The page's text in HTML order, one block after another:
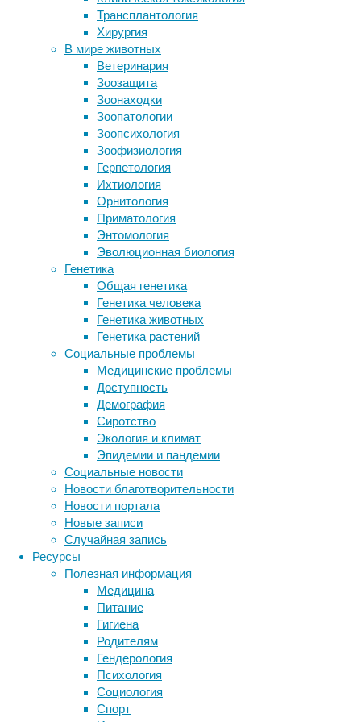
Трансплантология
Хирургия
В мире животных
Ветеринария
Зоозащита
Зоонаходки
Зоопатологии
Зоопсихология
Зоофизиология
Герпетология
Ихтиология
Орнитология
Приматология
Энтомология
Эволюционная биология
Генетика
Общая генетика
Генетика человека
Генетика животных
Генетика растений
Социальные проблемы
Медицинские проблемы
Доступность
Демография
Сиротство
Экология и климат
Эпидемии и пандемии
Социальные новости
Новости благотворительности
Новости портала
Новые записи
Случайная запись
Ресурсы
Полезная информация
Медицина
Питание
Гигиена
Родителям
Гендерология
Психология
Социология
Спорт
13/05/2026,
15:41
13/05/2026
Индустрия
переработки
вторичного
сырья
играет
ключевую
роль
сохранении
природных
ресурсов
экологии
планеты.
Специализированные
организации
занимаются приобретением
устаревшего
оборудования
населения
промышленных
предприятий
для
извлечения
ценных
компонентов.
В
перечень
услуг
таких
организаций
часто
входит
профессиональная
скупка
серебра,
содержащегося
преступлениям
СК сообщил о двух уголовных делах
против врачей
Механические силы помогают
эмбриону развиваться
Кости рассказали, какие звуки
издавали саблезубые тигры
Как выглядят ритмы пространства в
головном мозге
Следите за новостями